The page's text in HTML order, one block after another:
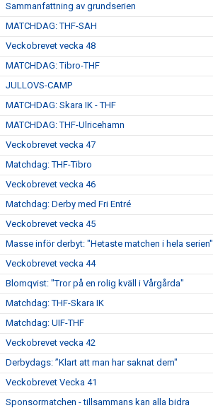
Sammanfattning av grundserien
MATCHDAG: THF-SAH
Veckobrevet vecka 48
MATCHDAG: Tibro-THF
JULLOVS-CAMP
MATCHDAG: Skara IK - THF
MATCHDAG: THF-Ulricehamn
Veckobrevet vecka 47
Matchdag: THF-Tibro
Veckobrevet vecka 46
Matchdag: Derby med Fri Entré
Veckobrevet vecka 45
Masse inför derbyt: "Hetaste matchen i hela serien"
Veckobrevet vecka 44
Blomqvist: "Tror på en rolig kväll i Vårgårda"
Matchdag: THF-Skara IK
Matchdag: UIF-THF
Veckobrevet vecka 42
Derbydags: ”Klart att man har saknat dem"
Veckobrevet Vecka 41
Sponsormatchen - tillsammans kan alla bidra